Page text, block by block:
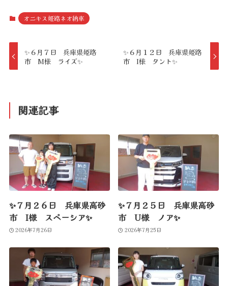
オニキス姫路ネオ納車
✨６月７日 兵庫県姫路
市 M様 ライズ✨
✨６月１２日 兵庫県姫路
市 I様 タント✨
関連記事
✨７月２６日 兵庫県高砂
市 I様 スペーシア✨
2026年7月26日
✨７月２５日 兵庫県高砂
市 U様 ノア✨
2026年7月25日